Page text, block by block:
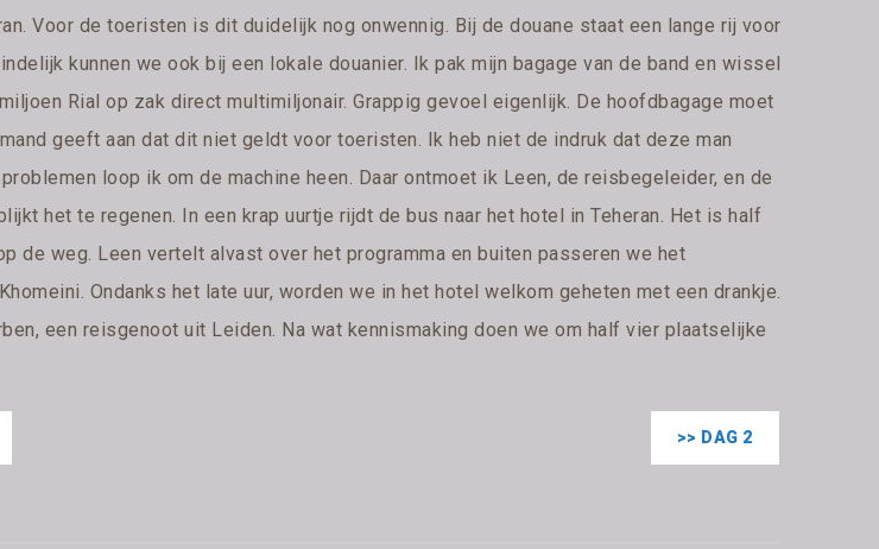
Voor de toeristen is dit duidelijk nog onwennig. Bij de douane staat een lange rij voor
kunnen we ook bij een lokale douanier. Ik pak mijn bagage van de band en wissel
Rial op zak direct multimiljonair. Grappig gevoel eigenlijk. De hoofdbagage moet
geeft aan dat dit niet geldt voor toeristen. Ik heb niet de indruk dat deze man
loop ik om de machine heen. Daar ontmoet ik Leen, de reisbegeleider, en de
het te regenen. In een krap uurtje rijdt de bus naar het hotel in Teheran. Het is half
de weg. Leen vertelt alvast over het programma en buiten passeren we het
Ondanks het late uur, worden we in het hotel welkom geheten met een drankje.
een reisgenoot uit Leiden. Na wat kennismaking doen we om half vier plaatselijke
>> DAG 2